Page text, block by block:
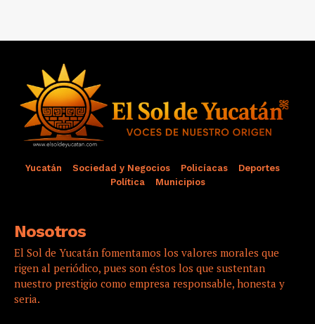
Yucatán Sociedad y Negocios Policíacas
Deportes
Política
Municipios
Nosotros
El Sol de Yucatán fomentamos los valores morales que
rigen al periódico, pues son éstos los que sustentan
nuestro prestigio como empresa responsable, honesta y
seria.